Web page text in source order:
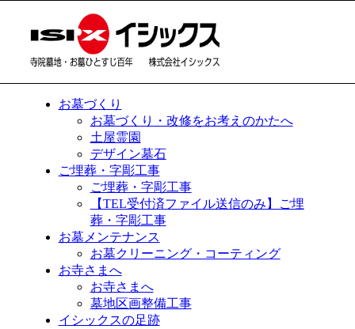
お墓づくり
お墓づくり・改修をお考えのかたへ
土屋霊園
デザイン墓石
ご埋葬・字彫工事
ご埋葬・字彫工事
【TEL受付済ファイル送信のみ】ご埋
葬・字彫工事
お墓メンテナンス
お墓クリーニング・コーティング
お寺さまへ
お寺さまへ
墓地区画整備工事
イシックスの足跡